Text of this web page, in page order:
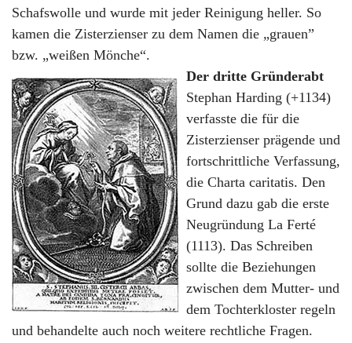
Schafswolle und wurde mit jeder Reinigung heller. So
kamen die Zisterzienser zu dem Namen die „grauen”
bzw. „weißen Mönche“.
Der dritte Gründerabt
Stephan Harding (+1134)
verfasste die für die
Zisterzienser prägende und
fortschrittliche Verfassung,
die Charta caritatis. Den
Grund dazu gab die erste
Neugründung La Ferté
(1113). Das Schreiben
sollte die Beziehungen
zwischen dem Mutter- und
dem Tochterkloster regeln
und behandelte auch noch weitere rechtliche Fragen.